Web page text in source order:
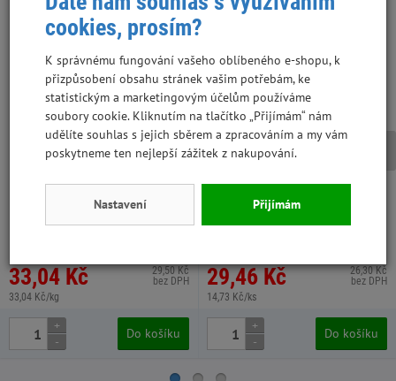
Avicentra Classic andulka 1 kg
33,04 Kč
33,04 Kč/kg
29,50 Kč
bez DPH
+
-
Do košíku
Avicentra malý papoušek
tyčinky 2 ks vitamín a med
29,46 Kč
14,73 Kč/ks
26,30 Kč
bez DPH
+
-
Do košíku
cookies, prosím?
K správnému fungování vašeho oblíbeného e-shopu, k
přizpůsobení obsahu stránek vašim potřebám, ke
statistickým a marketingovým účelům používáme
soubory cookie. Kliknutím na tlačítko „Přijímám“ nám
udělíte souhlas s jejich sběrem a zpracováním a my vám
poskytneme ten nejlepší zážitek z nakupování.
Nastavení Přijímám